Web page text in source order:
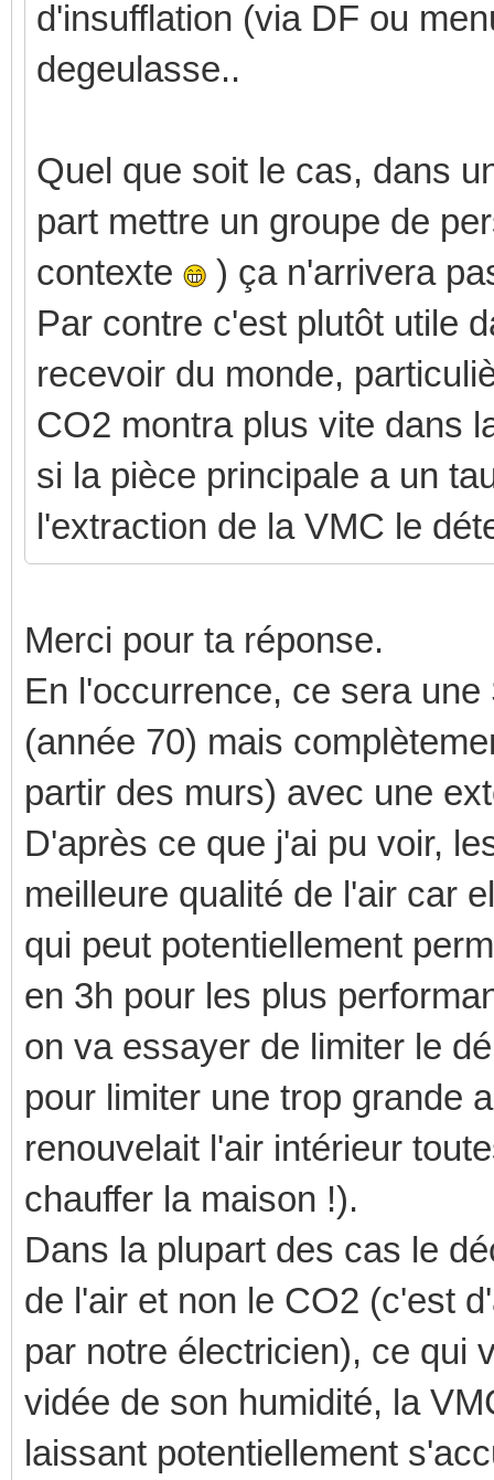
d'insufflation (via DF ou
degeulasse..
Quel que soit le cas, dans
part mettre un groupe de
contexte
) ça n'arrivera
Par contre c'est plutôt utile
recevoir du monde,
CO2 montra plus vite dans
si la pièce principale a un
l'extraction de la VMC le
Merci pour ta réponse.
En l'occurrence, ce sera
(année 70) mais
partir des murs) avec une
D'après ce que j'ai pu voir,
meilleure qualité de l'air car
qui peut potentiellement
en 3h pour les plus
on va essayer de limiter le
pour limiter une trop grande
renouvelait l'air intérieur
chauffer la maison !).
Dans la plupart des cas le
de l'air et non le CO2 (c'est
par notre électricien), ce qui
vidée de son humidité, la
laissant potentiellement